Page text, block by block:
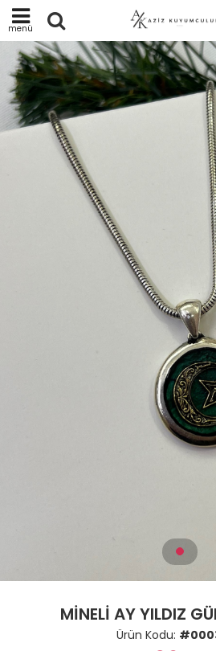
menü
MİNELİ AY YILDIZ
Ürün Kodu: